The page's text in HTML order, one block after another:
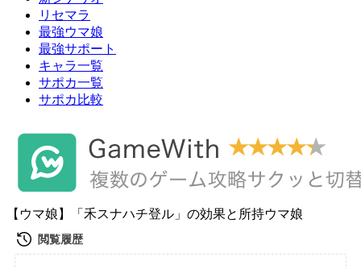
リセマラ
最強ウマ娘
最強サポート
キャラ一覧
サポカ一覧
サポカ比較
【ウマ娘】「禾スナハチ登ル」の効果と所持ウマ娘